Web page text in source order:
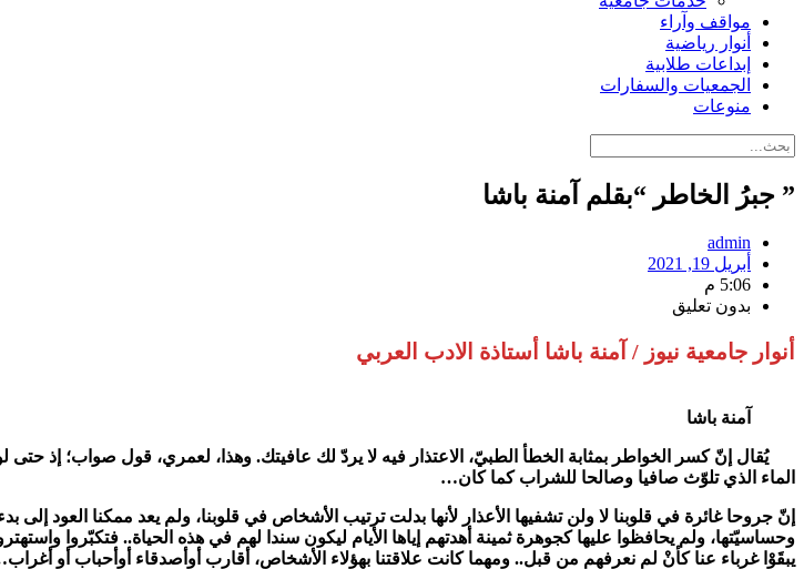
مواقف وآراء
أنوار رياضية
إبداعات طلابية
الجمعيات والسفارات
منوعات
” جبرُ الخاطر “بقلم آمنة باشا
admin
أبريل 19, 2021
5:06 م
بدون تعليق
أنوار جامعية نيوز / آمنة باشا أستاذة الادب العربي
آمنة باشا
يُقال إنّ كسر الخواطر بمثابة الخطأ الطبيّ، الاعتذار فيه لا يردّ لك عافيتك. وهذا، لعمري، قول صواب؛ إذ
الماء الذي تلوّث صافيا وصالحا للشراب كما كان…
إنّ جروحا غائرة في قلوبنا لا ولن تشفيها الأعذار لأنها بدلت ترتيب الأشخاص في قلوبنا، ولم يعد ممكنا العود
وحساسيّتها، ولم يحافظوا عليها كجوهرة ثمينة أهدتهم إياها الأيام ليكون سندا لهم في هذه الحياة.. فتكبّروا
يبقَوْا غرباء عنا كأنْ لم نعرفهم من قبل.. ومهما كانت علاقتنا بهؤلاء الأشخاص، أقارب أوأصدقاء أوأحباب أو